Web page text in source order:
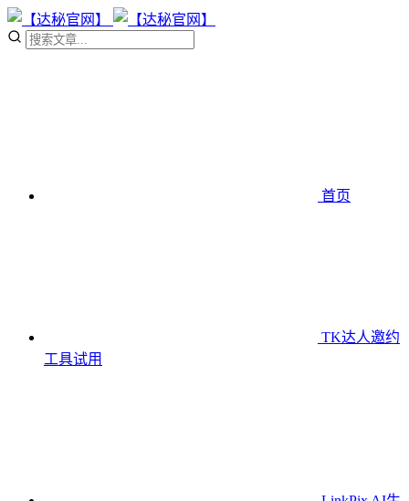
首页
TK达人邀约
工具试用